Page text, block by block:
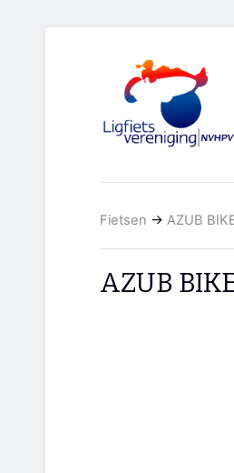
Fietsen → AZUB
AZUB